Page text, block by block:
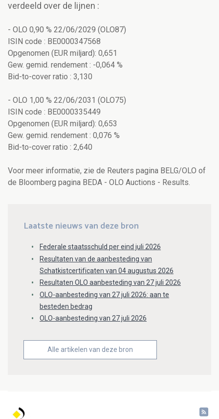
verdeeld over de lijnen :
- OLO 0,90 % 22/06/2029 (OLO87)
ISIN code : BE0000347568
Opgenomen (EUR miljard): 0,651
Gew. gemid. rendement : -0,064 %
Bid-to-cover ratio : 3,130
- OLO 1,00 % 22/06/2031 (OLO75)
ISIN code : BE0000335449
Opgenomen (EUR miljard): 0,653
Gew. gemid. rendement : 0,076 %
Bid-to-cover ratio : 2,640
Voor meer informatie, zie de Reuters pagina BELG/OLO of
de Bloomberg pagina BEDA - OLO Auctions - Results.
Laatste nieuws van deze bron
Federale staatsschuld per eind juli 2026
Resultaten van de aanbesteding van
Schatkistcertificaten van 04 augustus 2026
Resultaten OLO aanbesteding van 27 juli 2026
OLO-aanbesteding van 27 juli 2026: aan te
besteden bedrag
OLO-aanbesteding van 27 juli 2026
Alle artikelen van deze bron